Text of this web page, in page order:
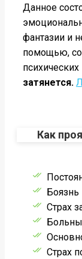
Данное
фантазии и
помощью,
затянется.
Как
Боязнь
Страх
Страх